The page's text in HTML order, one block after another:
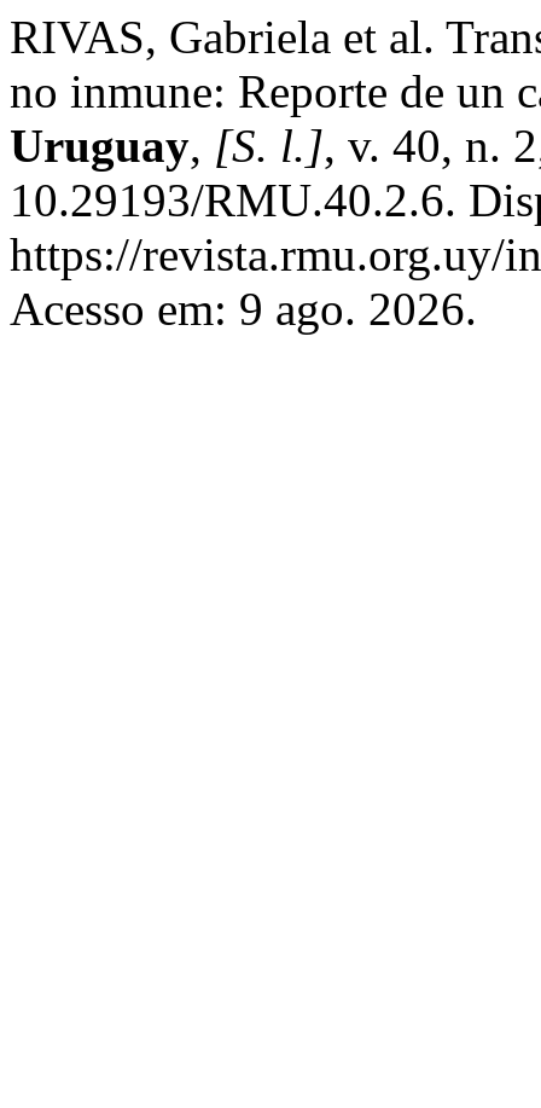
RIVAS, Gabriela et al.
no inmune: Reporte de un
Uruguay, [S. l.], v. 40, n.
10.29193/RMU.40.2.6.
https://revista.rmu.org.uy/
Acesso em: 9 ago. 2026.